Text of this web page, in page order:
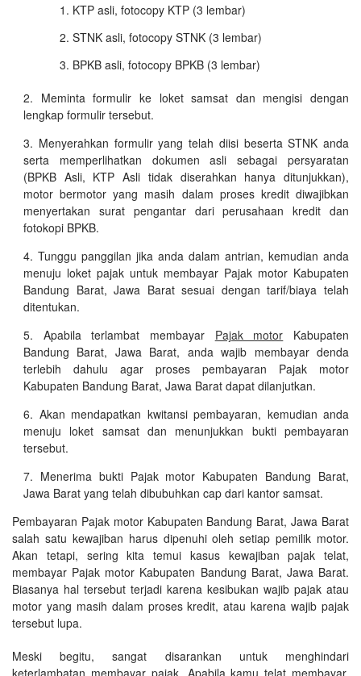
KTP asli, fotocopy KTP (3 lembar)
STNK asli, fotocopy STNK (3 lembar)
BPKB asli, fotocopy BPKB (3 lembar)
Meminta formulir ke loket samsat dan mengisi dengan
lengkap formulir tersebut.
Menyerahkan formulir yang telah diisi beserta STNK anda
serta memperlihatkan dokumen asli sebagai persyaratan
(BPKB Asli, KTP Asli tidak diserahkan hanya ditunjukkan),
motor bermotor yang masih dalam proses kredit diwajibkan
menyertakan surat pengantar dari perusahaan kredit dan
fotokopi BPKB.
Tunggu panggilan jika anda dalam antrian, kemudian anda
menuju loket pajak untuk membayar Pajak motor Kabupaten
Bandung Barat, Jawa Barat sesuai dengan tarif/biaya telah
ditentukan.
Apabila terlambat membayar Pajak motor Kabupaten
Bandung Barat, Jawa Barat, anda wajib membayar denda
terlebih dahulu agar proses pembayaran Pajak motor
Kabupaten Bandung Barat, Jawa Barat dapat dilanjutkan.
Akan mendapatkan kwitansi pembayaran, kemudian anda
menuju loket samsat dan menunjukkan bukti pembayaran
tersebut.
Menerima bukti Pajak motor Kabupaten Bandung Barat,
Jawa Barat yang telah dibubuhkan cap dari kantor samsat.
Pembayaran Pajak motor Kabupaten Bandung Barat, Jawa Barat
salah satu kewajiban harus dipenuhi oleh setiap pemilik motor.
Akan tetapi, sering kita temui kasus kewajiban pajak telat,
membayar Pajak motor Kabupaten Bandung Barat, Jawa Barat.
Biasanya hal tersebut terjadi karena kesibukan wajib pajak atau
motor yang masih dalam proses kredit, atau karena wajib pajak
tersebut lupa.
Meski begitu, sangat disarankan untuk menghindari
keterlambatan membayar pajak. Apabila kamu telat membayar,